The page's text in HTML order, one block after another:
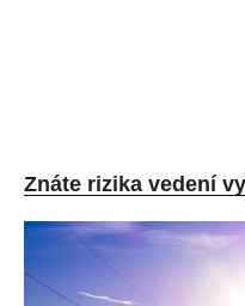
Znáte rizika vedení